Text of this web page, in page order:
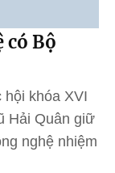
có Bộ
hội khóa XVI
Hải Quân giữ
nghệ nhiệm